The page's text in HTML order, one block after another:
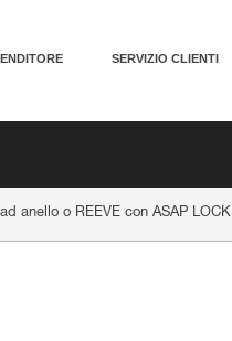
SERVIZIO CLIENTI
anello o REEVE con ASAP LOCK